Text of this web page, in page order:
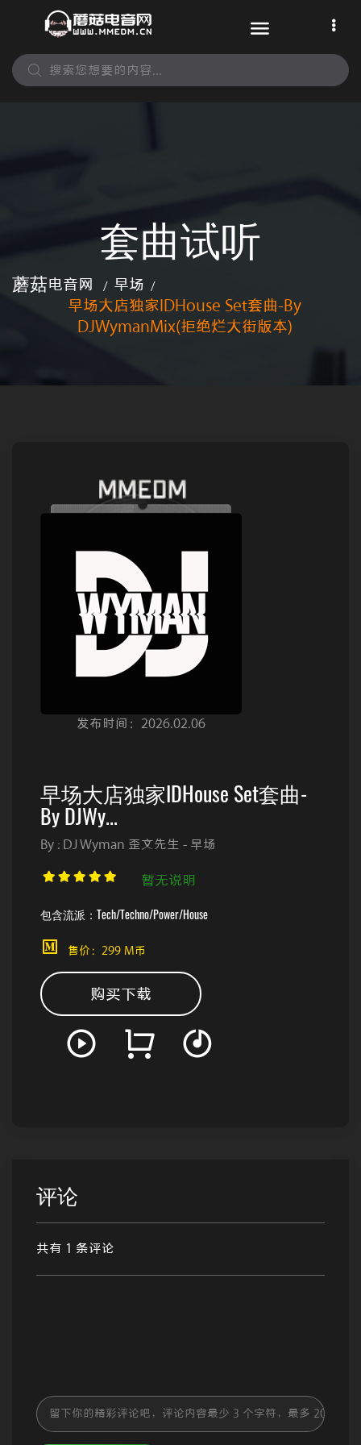
套曲试听
蘑菇电音网 / 早场 /
早场大店独家IDHouse Set套曲-By
DJWymanMix(拒绝烂大街版本)
发布时间：2026.02.06
早场大店独家IDHouse Set套曲-
By DJWy...
By : DJ Wyman 歪文先生 - 早场
暂无说明
包含流派：Tech/Techno/Power/House
售价：299 M币
购买下载
评论
共有 1 条评论